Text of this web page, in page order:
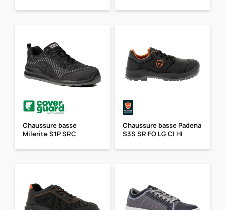
Chaussure basse
Milerite S1P SRC
Chaussure basse Padena
S3S SR FO LG CI HI